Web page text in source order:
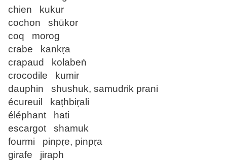
chien kukur
cochon shūkor
coq morog
crabe kankṛa
crapaud kolabeṅ
crocodile kumir
dauphin shushuk, samudrik prani
écureuil kaṭhbiṛali
éléphant hati
escargot shamuk
fourmi pinpṛe, pinpṛa
girafe jiraph